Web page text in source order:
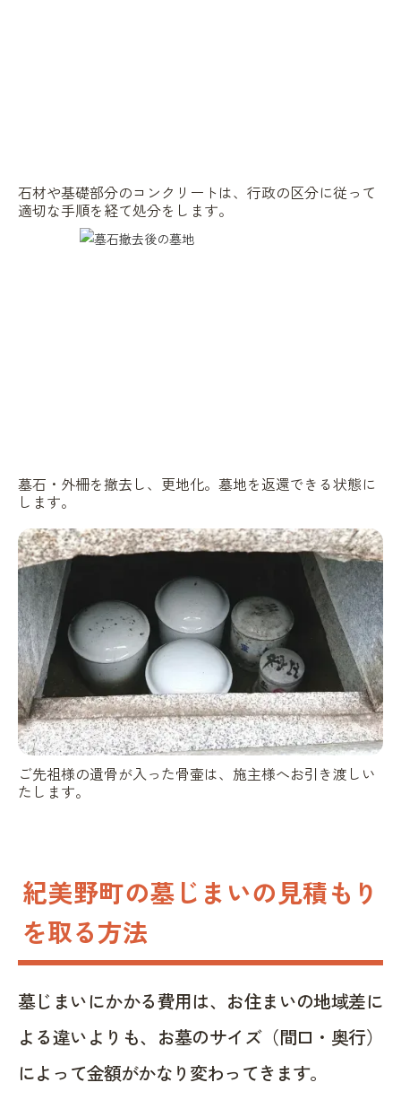
石材や基礎部分のコンクリートは、行政の区分に従って
適切な手順を経て処分をします。
墓石・外柵を撤去し、更地化。墓地を返還できる状態に
します。
ご先祖様の遺骨が入った骨壷は、施主様へお引き渡しい
たします。
紀美野町の墓じまいの見積もり
を取る方法
墓じまいにかかる費用は、お住まいの地域差に
よる違いよりも、お墓のサイズ（間口・奥行）
によって金額がかなり変わってきます。